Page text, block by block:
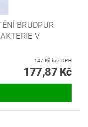
BRUDPUR
V
147 Kč bez DPH
177,87 Kč